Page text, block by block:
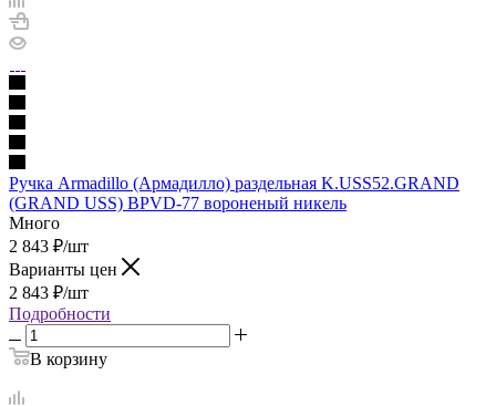
Ручка Armadillo (Армадилло) раздельная K.USS52.GRAND
(GRAND USS) BPVD-77 вороненый никель
Много
2 843 ₽/шт
Варианты цен
2 843 ₽/шт
Подробности
В корзину